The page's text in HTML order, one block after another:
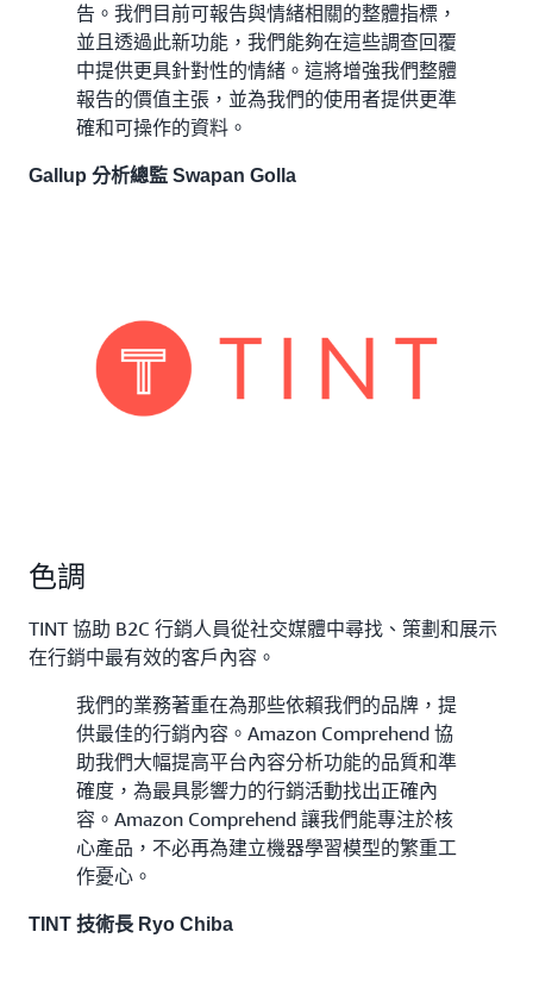
告。我們目前可報告與情緒相關的整體指標，
並且透過此新功能，我們能夠在這些調查回覆
中提供更具針對性的情緒。這將增強我們整體
報告的價值主張，並為我們的使用者提供更準
確和可操作的資料。
Gallup 分析總監 Swapan Golla
色調
TINT 協助 B2C 行銷人員從社交媒體中尋找、策劃和展示
在行銷中最有效的客戶內容。
我們的業務著重在為那些依賴我們的品牌，提
供最佳的行銷內容。Amazon Comprehend 協
助我們大幅提高平台內容分析功能的品質和準
確度，為最具影響力的行銷活動找出正確內
容。Amazon Comprehend 讓我們能專注於核
心產品，不必再為建立機器學習模型的繁重工
作憂心。
TINT 技術長 Ryo Chiba